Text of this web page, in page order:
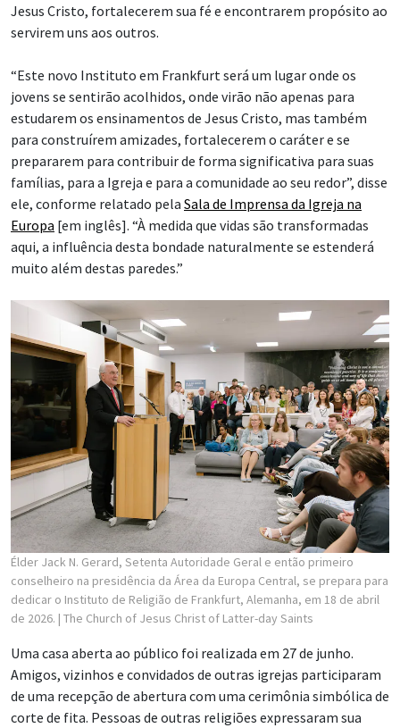
Jesus Cristo, fortalecerem sua fé e encontrarem propósito ao
servirem uns aos outros.
“Este novo Instituto em Frankfurt será um lugar onde os
jovens se sentirão acolhidos, onde virão não apenas para
estudarem os ensinamentos de Jesus Cristo, mas também
para construírem amizades, fortalecerem o caráter e se
prepararem para contribuir de forma significativa para suas
famílias, para a Igreja e para a comunidade ao seu redor”, disse
ele, conforme relatado pela Sala de Imprensa da Igreja na
Europa [em inglês]. “À medida que vidas são transformadas
aqui, a influência desta bondade naturalmente se estenderá
muito além destas paredes.”
Élder Jack N. Gerard, Setenta Autoridade Geral e então primeiro
conselheiro na presidência da Área da Europa Central, se prepara para
dedicar o Instituto de Religião de Frankfurt, Alemanha, em 18 de abril
de 2026. | The Church of Jesus Christ of Latter-day Saints
Uma casa aberta ao público foi realizada em 27 de junho.
Amigos, vizinhos e convidados de outras igrejas participaram
de uma recepção de abertura com uma cerimônia simbólica de
corte de fita. Pessoas de outras religiões expressaram sua